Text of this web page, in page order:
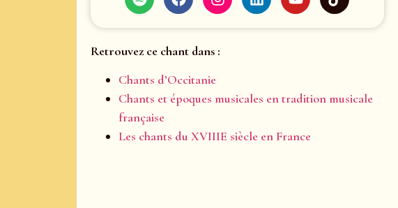
Retrouvez ce chant dans :
Chants d’Occitanie
Chants et époques musicales en tradition musicale
française
Les chants du XVIIIE siècle en France